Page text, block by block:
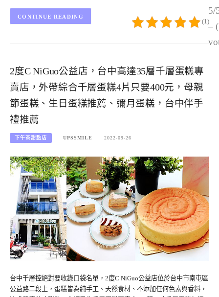
5/
–
(1)
CONTINUE READING
2度C NiGuo公益店，台中高達35層千層蛋糕專
賣店，外帶綜合千層蛋糕4片只要400元，母親
節蛋糕、生日蛋糕推薦、彌月蛋糕，台中伴手
禮推薦
下午茶甜點店 UPSSMILE 2022-09-26
台中千層控絕對要收錄口袋名單，2度C NiGuo公益店位於台中市南屯區
公益路二段上，蛋糕皆為純手工、天然食材、不添加任何色素與香料，